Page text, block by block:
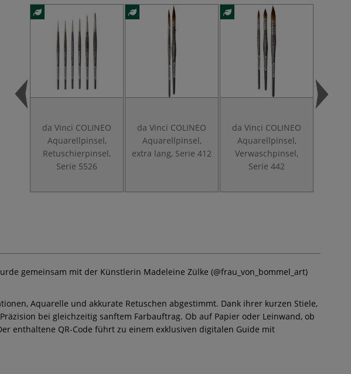
da Vinci COLINEO
Aquarellpinsel,
Retuschierpinsel,
Serie 5526
da Vinci COLINEO
Aquarellpinsel,
extra lang, Serie 412
da Vinci COLINEO
Aquarellpinsel,
Verwaschpinsel,
Serie 442
gemeinsam mit der Künstlerin Madeleine Zülke (@frau_von_bommel_art)
Aquarelle und akkurate Retuschen abgestimmt. Dank ihrer kurzen Stiele,
bei gleichzeitig sanftem Farbauftrag. Ob auf Papier oder Leinwand, ob
enthaltene QR-Code führt zu einem exklusiven digitalen Guide mit